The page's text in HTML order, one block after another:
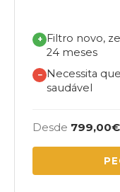
+ Filtro novo,
24 meses
− Necessita
saudável
Desde 799,00€